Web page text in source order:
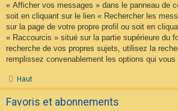
« Afficher vos messages » dans le panneau de
soit en cliquant sur le lien « Rechercher les
sur la page de votre propre profil ou soit en
« Raccourcis » situé sur la partie supérieure du
recherche de vos propres sujets, utilisez la
remplissez convenablement les options qui
Haut
Favoris et abonnements